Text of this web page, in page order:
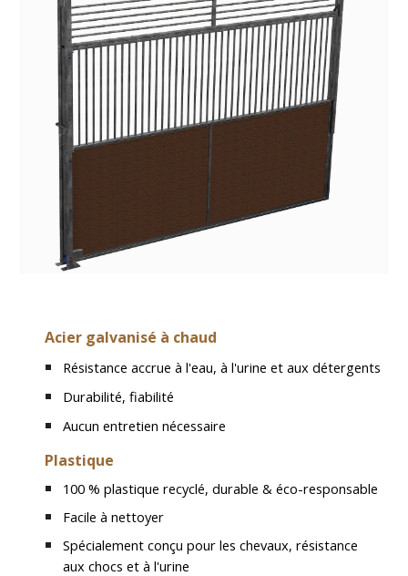
Acier galvanisé à chaud
Résistance accrue à l'eau, à l'urine et aux détergents
Durabilité, fiabilité
Aucun entretien nécessaire
Plastique
100 % plastique recyclé, durable & éco-responsable
Facile à nettoyer
Spécialement conçu pour les chevaux, résistance
aux chocs et à l'urine